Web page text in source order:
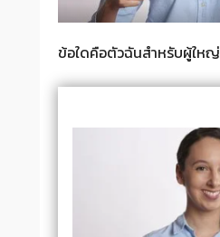
ข้อใดคือตัวฉันสำหรับผู้ใหญ่